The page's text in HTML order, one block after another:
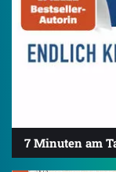
7 Minuten am